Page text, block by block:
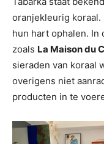
oranjekleurig
hun hart ophalen. In
zoals La Maison du
sieraden van koraal
overigens niet
producten in te